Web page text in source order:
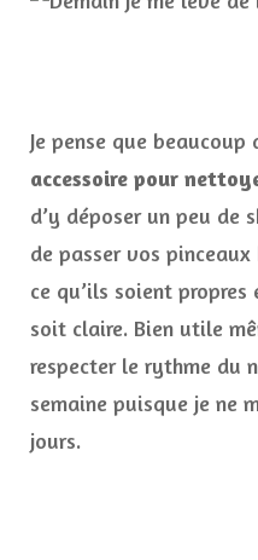
Je pense que beaucoup
accessoire pour
d’y déposer un peu de
de passer vos
ce qu’ils soient propres
soit claire. Bien utile
respecter le rythme du
semaine puisque je ne
jours.